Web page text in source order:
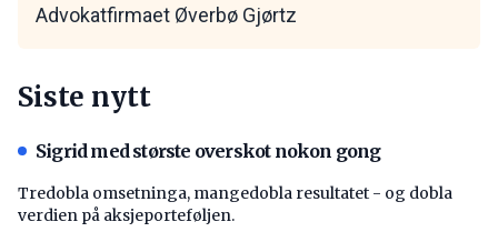
Advokatfirmaet Øverbø Gjørtz
Siste nytt
Sigrid med største overskot nokon gong
Tredobla omsetninga, mangedobla resultatet - og dobla
verdien på aksjeporteføljen.